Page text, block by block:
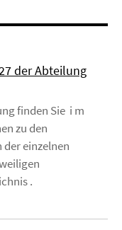
der Abteilung
finden Sie i m
zu den
einzelnen
.